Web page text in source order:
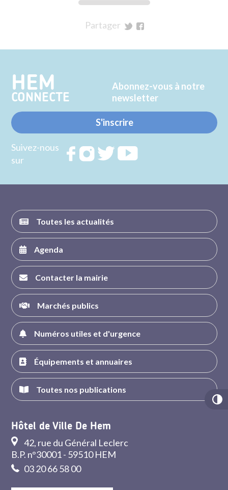
Partager
Twitter
Facebook
HEM
CONNECTE
Abonnez-vous à notre
newsletter
S'inscrire
Suivez-nous
sur
RejoignezRejoignezRejoignez
Toutes les actualités
Agenda
Contacter la mairie
Marchés publics
Numéros utiles et d'urgence
Équipements et annuaires
Toutes nos publications
Hôtel de Ville De Hem
42, rue du Général Leclerc
B.P. n°30001 - 59510 HEM
03 20 66 58 00